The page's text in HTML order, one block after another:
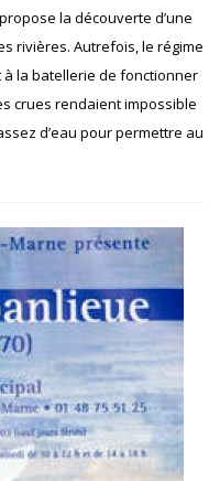
la découverte d’une
rivières. Autrefois, le régime
la batellerie de fonctionner
crues rendaient impossible
d’eau pour permettre au